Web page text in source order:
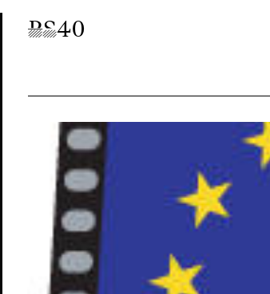
PS40
Post-Scriptum